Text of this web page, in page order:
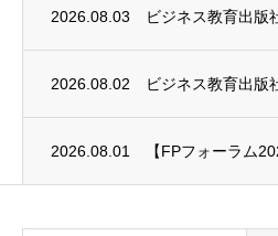
2026.08.03
2026.08.02
2026.08.01